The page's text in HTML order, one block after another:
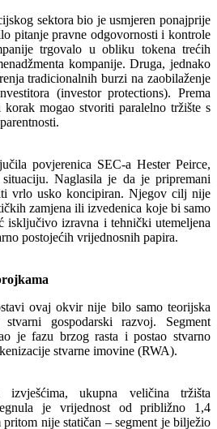
sektora bio je usmjeren ponajprije
pitanje pravne odgovornosti i kontrole
trgovalo u obliku tokena trećih
kompanije. Druga, jednako
tradicionalnih burzi na zaobilaženje
(investor protections). Prema
mogao stvoriti paralelno tržište s
povjerenica SEC-a Hester Peirce,
Naglasila je da je pripremani
vrlo usko koncipiran. Njegov cilj nije
zamjena ili izvedenica koje bi samo
isključivo izravna i tehnički utemeljena
postojećih vrijednosnih papira.
ovaj okvir nije bilo samo teorijska
gospodarski razvoj. Segment
je fazu brzog rasta i postao stvarno
stvarne imovine (RWA).
izvješćima, ukupna veličina tržišta
je vrijednost od približno 1,4
nije statičan – segment je bilježio